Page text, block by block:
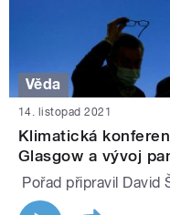
Věda
14. listopad 2021
Klimatická
Glasgow a vývoj
Pořad připravil David